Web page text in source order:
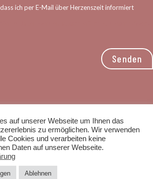
ich per E-Mail über Herzenszeit informiert
Senden
/ Design bywp-schmiede-
/Impressum/Datenschutzerklärung
auf unserer Webseite um Ihnen das
zu ermöglichen. Wir verwenden
Cookies und verarbeiten keine
Daten auf unserer Webseite.
Ablehnen